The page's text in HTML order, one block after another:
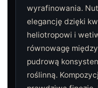
wyrafinowania.
elegancję dzięki
heliotropowi i
równowagę
pudrową
roślinną.